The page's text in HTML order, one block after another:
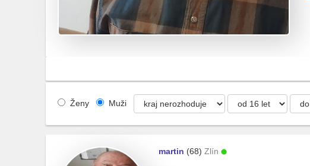
Ženy Muži
martin (68) Zlín